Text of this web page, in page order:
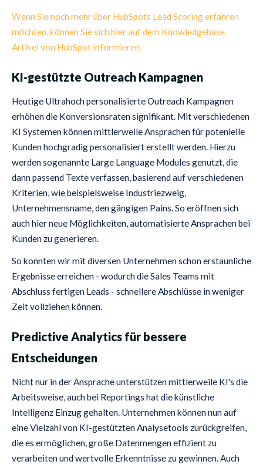
Wenn Sie noch mehr über HubSpots Lead Scoring erfahren
möchten, können Sie sich hier auf dem Knowledgebase
Artikel von HubSpot informieren.
KI-gestützte Outreach Kampagnen
Heutige Ultrahoch personalisierte Outreach Kampagnen
erhöhen die Konversionsraten signifikant. Mit verschiedenen
KI Systemen können mittlerweile Ansprachen für potenielle
Kunden hochgradig personalisiert erstellt werden. Hierzu
werden sogenannte Large Language Modules genutzt, die
dann passend Texte verfassen, basierend auf verschiedenen
Kriterien, wie beispielsweise Industriezweig,
Unternehmensname, den gängigen Pains. So eröffnen sich
auch hier neue Möglichkeiten, automatisierte Ansprachen bei
Kunden zu generieren.
So konnten wir mit diversen Unternehmen schon erstaunliche
Ergebnisse erreichen - wodurch die Sales Teams mit
Abschluss fertigen Leads - schnellere Abschlüsse in weniger
Zeit vollziehen können.
Predictive Analytics für bessere
Entscheidungen
Nicht nur in der Ansprache unterstützen mittlerweile KI's die
Arbeitsweise, auch bei Reportings hat die künstliche
Intelligenz Einzug gehalten. Unternehmen können nun auf
eine Vielzahl von KI-gestützten Analysetools zurückgreifen,
die es ermöglichen, große Datenmengen effizient zu
verarbeiten und wertvolle Erkenntnisse zu gewinnen. Auch